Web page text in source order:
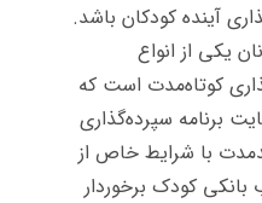
آینده کودکان باشد.
یکی از انواع
کوتاه‌مدت است که
برنامه سپرده‌گذاری
با شرایط خاص از
کودک برخوردار